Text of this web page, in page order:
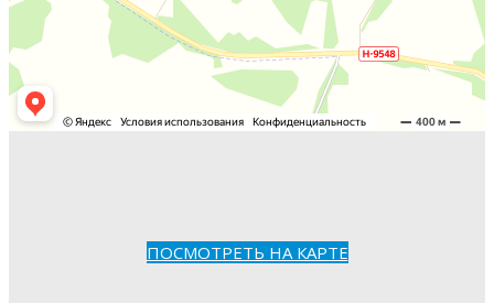
ПОСМОТРЕТЬ НА КАРТЕ